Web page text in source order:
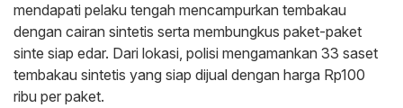
mendapati pelaku tengah mencampurkan tembakau
dengan cairan sintetis serta membungkus paket-paket
sinte siap edar. Dari lokasi, polisi mengamankan 33 saset
tembakau sintetis yang siap dijual dengan harga Rp100
ribu per paket.